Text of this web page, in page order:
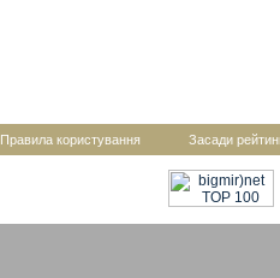
Правила користування Засади